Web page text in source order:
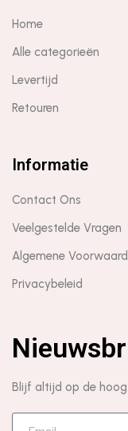
Home
Alle categorieën
Levertijd
Retouren
Informatie
Contact Ons
Veelgestelde Vragen
Algemene
Privacybeleid
Blijf altijd op de